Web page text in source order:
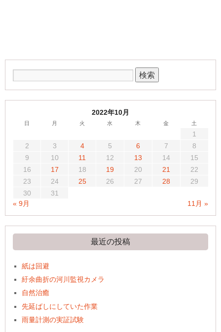
2022年10月
日 月 火 水 木 金 土
1
2
3 4 5 6 7
8
9
10 11 12 13 14
15
16
17 18 19 20 21
22
23
24 25 26 27 28
29
30
31
« 9月
11月 »
最近の投稿
紙は回避
紆余曲折の河川監視カメラ
自然治癒
先延ばしにしていた作業
雨量計測の実証試験